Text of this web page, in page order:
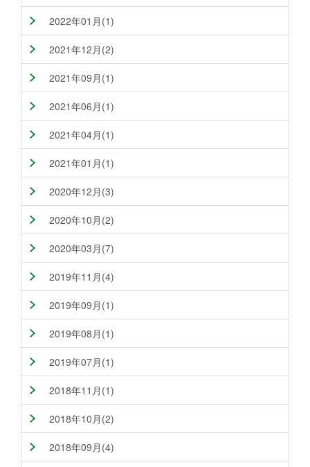
2022年01月(1)
2021年12月(2)
2021年09月(1)
2021年06月(1)
2021年04月(1)
2021年01月(1)
2020年12月(3)
2020年10月(2)
2020年03月(7)
2019年11月(4)
2019年09月(1)
2019年08月(1)
2019年07月(1)
2018年11月(1)
2018年10月(2)
2018年09月(4)